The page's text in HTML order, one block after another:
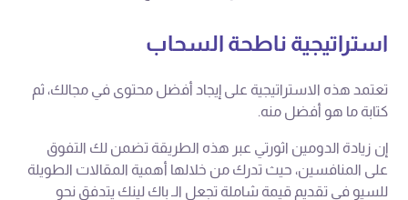
استراتيجية ناطحة السحاب
تعتمد هذه الاستراتيجية على إيجاد أفضل محتوى في مجالك، ثم
كتابة ما هو أفضل منه.
إن زيادة الدومين اثورتي عبر هذه الطريقة تضمن لك التفوق
على المنافسين، حيث تدرك من خلالها أهمية المقالات الطويلة
للسيو في تقديم قيمة شاملة تجعل الـ باك لينك يتدفق نحو